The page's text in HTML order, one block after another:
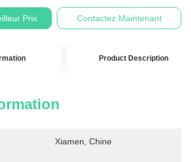
Prix Contactez Maintenant
Product Description
Xiamen, Chine